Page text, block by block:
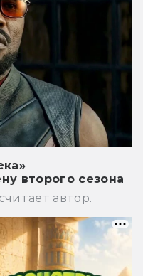
второго сезона
автор.